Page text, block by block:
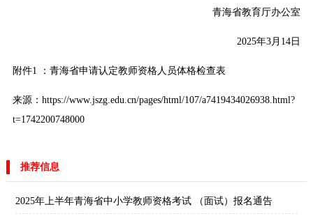
青海省教育厅办公室
2025年3月14日
附件1 ： 青海省申请认定教师资格人员体格检查表
来源：https://www.jszg.edu.cn/pages/html/107/a7419434026938.html?
t=1742200748000
推荐信息
2025年上半年青海省中小学教师资格考试 （面试）报名通告